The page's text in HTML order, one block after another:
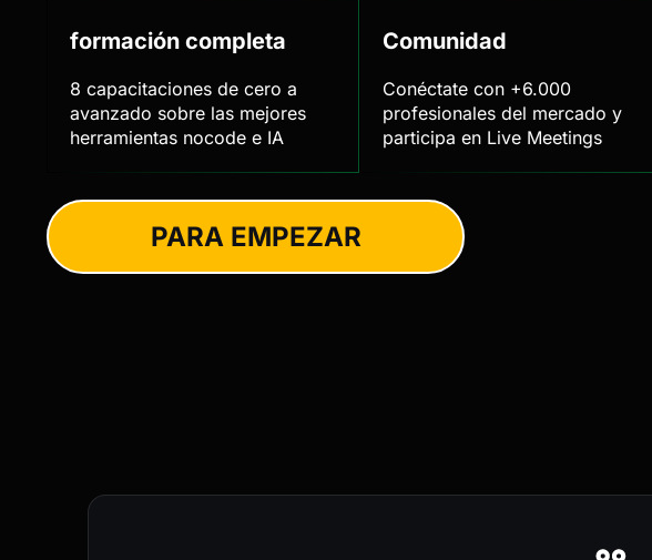
formación completa
8 capacitaciones de cero a
avanzado sobre las mejores
herramientas nocode e IA
Comunidad
Conéctate con +6.000
profesionales del mercado y
participa en Live Meetings
PARA EMPEZAR